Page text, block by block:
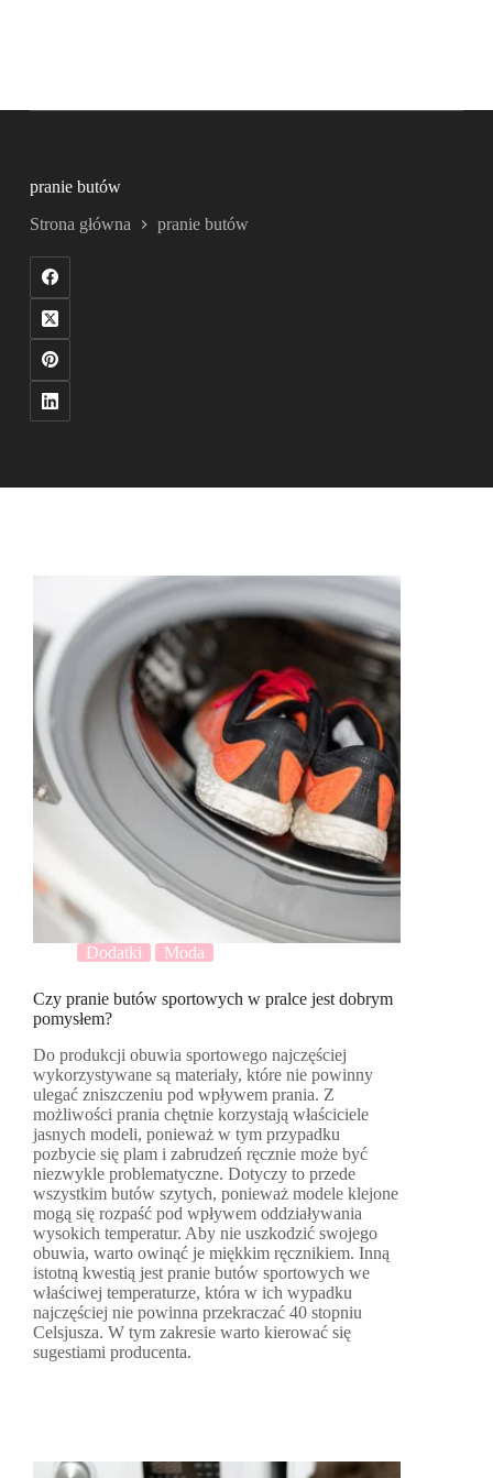
pranie butów
Strona główna pranie butów
Dodatki Moda
Czy pranie butów sportowych w pralce jest dobrym
pomysłem?
Do produkcji obuwia sportowego najczęściej
wykorzystywane są materiały, które nie powinny
ulegać zniszczeniu pod wpływem prania. Z
możliwości prania chętnie korzystają właściciele
jasnych modeli, ponieważ w tym przypadku
pozbycie się plam i zabrudzeń ręcznie może być
niezwykle problematyczne. Dotyczy to przede
wszystkim butów szytych, ponieważ modele klejone
mogą się rozpaść pod wpływem oddziaływania
wysokich temperatur. Aby nie uszkodzić swojego
obuwia, warto owinąć je miękkim ręcznikiem. Inną
istotną kwestią jest pranie butów sportowych we
właściwej temperaturze, która w ich wypadku
najczęściej nie powinna przekraczać 40 stopniu
Celsjusza. W tym zakresie warto kierować się
sugestiami producenta.